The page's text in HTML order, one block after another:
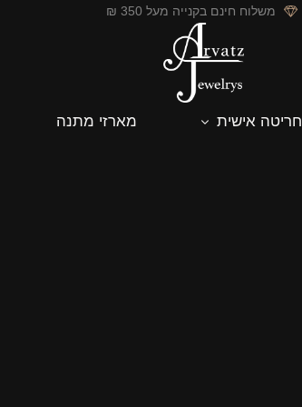
משלוח חינם בקנייה מעל 350 ₪
חריטה אישית מארזי מתנה